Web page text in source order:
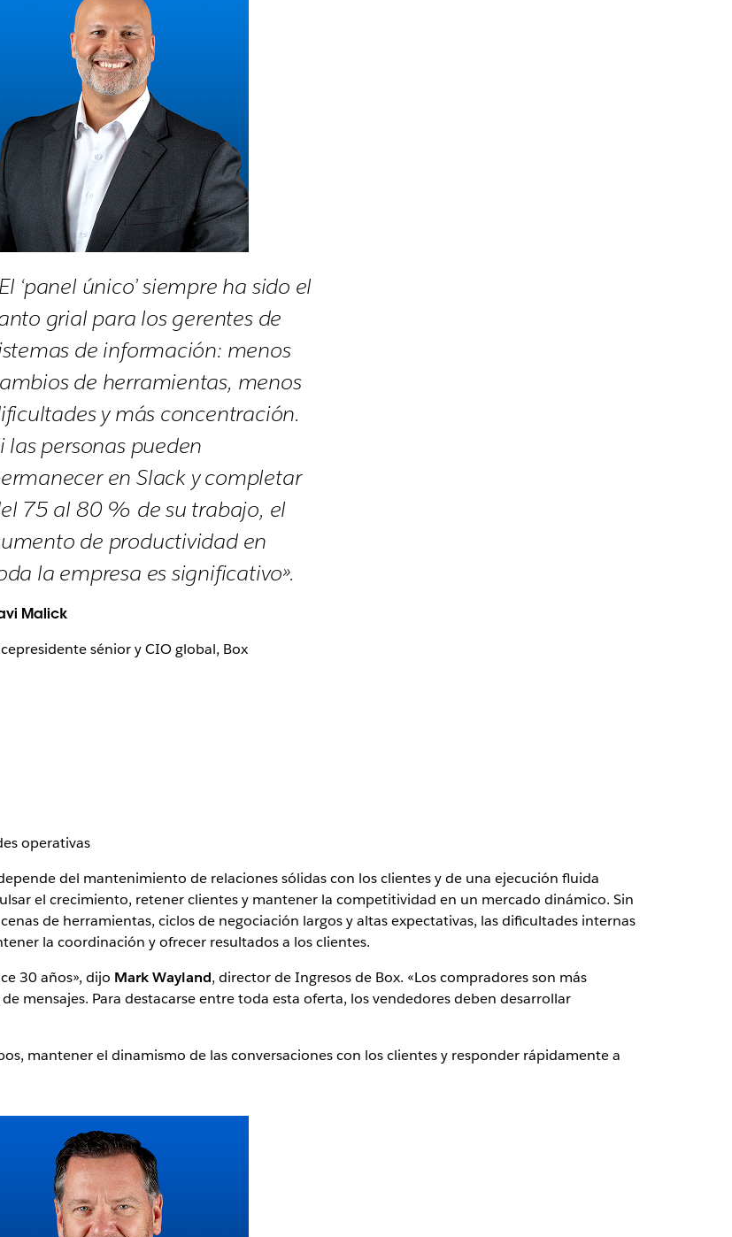
‘panel único’ siempre ha sido el
grial para los gerentes de
de información: menos
de herramientas, menos
y más concentración.
las personas pueden
en Slack y completar
75 al 80 % de su trabajo, el
de productividad en
la empresa es significativo».
Malick
sénior y CIO global, Box
operativas
del mantenimiento de relaciones sólidas con los clientes y de una ejecución fluida
el crecimiento, retener clientes y mantener la competitividad en un mercado dinámico. Sin
de herramientas, ciclos de negociación largos y altas expectativas, las dificultades internas
la coordinación y ofrecer resultados a los clientes.
30 años», dijo Mark Wayland, director de Ingresos de Box. «Los compradores son más
mensajes. Para destacarse entre toda esta oferta, los vendedores deben desarrollar
mantener el dinamismo de las conversaciones con los clientes y responder rápidamente a